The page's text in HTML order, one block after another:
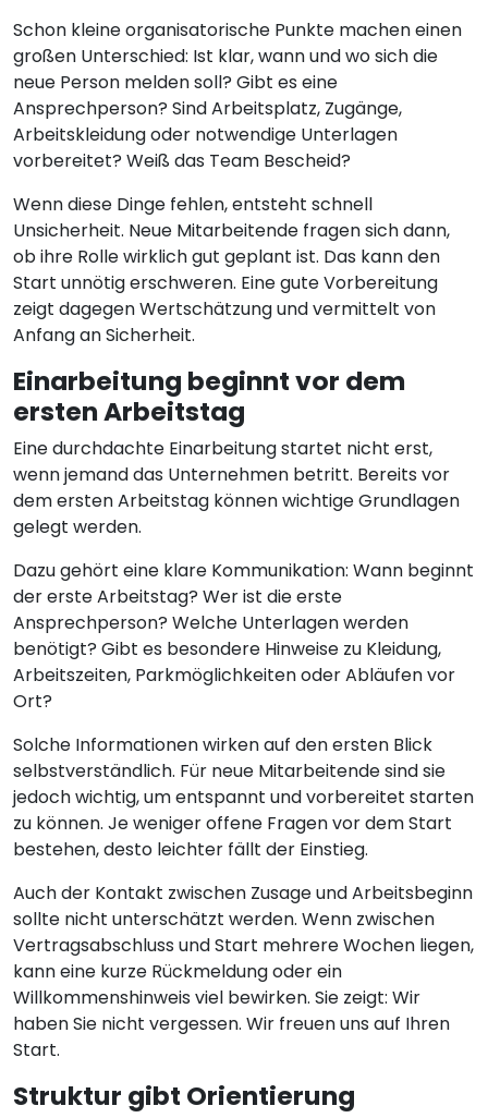
Schon kleine organisatorische Punkte machen einen
großen Unterschied: Ist klar, wann und wo sich die
neue Person melden soll? Gibt es eine
Ansprechperson? Sind Arbeitsplatz, Zugänge,
Arbeitskleidung oder notwendige Unterlagen
vorbereitet? Weiß das Team Bescheid?
Wenn diese Dinge fehlen, entsteht schnell
Unsicherheit. Neue Mitarbeitende fragen sich dann,
ob ihre Rolle wirklich gut geplant ist. Das kann den
Start unnötig erschweren. Eine gute Vorbereitung
zeigt dagegen Wertschätzung und vermittelt von
Anfang an Sicherheit.
Einarbeitung beginnt vor dem
ersten Arbeitstag
Eine durchdachte Einarbeitung startet nicht erst,
wenn jemand das Unternehmen betritt. Bereits vor
dem ersten Arbeitstag können wichtige Grundlagen
gelegt werden.
Dazu gehört eine klare Kommunikation: Wann beginnt
der erste Arbeitstag? Wer ist die erste
Ansprechperson? Welche Unterlagen werden
benötigt? Gibt es besondere Hinweise zu Kleidung,
Arbeitszeiten, Parkmöglichkeiten oder Abläufen vor
Ort?
Solche Informationen wirken auf den ersten Blick
selbstverständlich. Für neue Mitarbeitende sind sie
jedoch wichtig, um entspannt und vorbereitet starten
zu können. Je weniger offene Fragen vor dem Start
bestehen, desto leichter fällt der Einstieg.
Auch der Kontakt zwischen Zusage und Arbeitsbeginn
sollte nicht unterschätzt werden. Wenn zwischen
Vertragsabschluss und Start mehrere Wochen liegen,
kann eine kurze Rückmeldung oder ein
Willkommenshinweis viel bewirken. Sie zeigt: Wir
haben Sie nicht vergessen. Wir freuen uns auf Ihren
Start.
Struktur gibt Orientierung